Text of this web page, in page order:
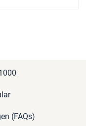
(FAQs)